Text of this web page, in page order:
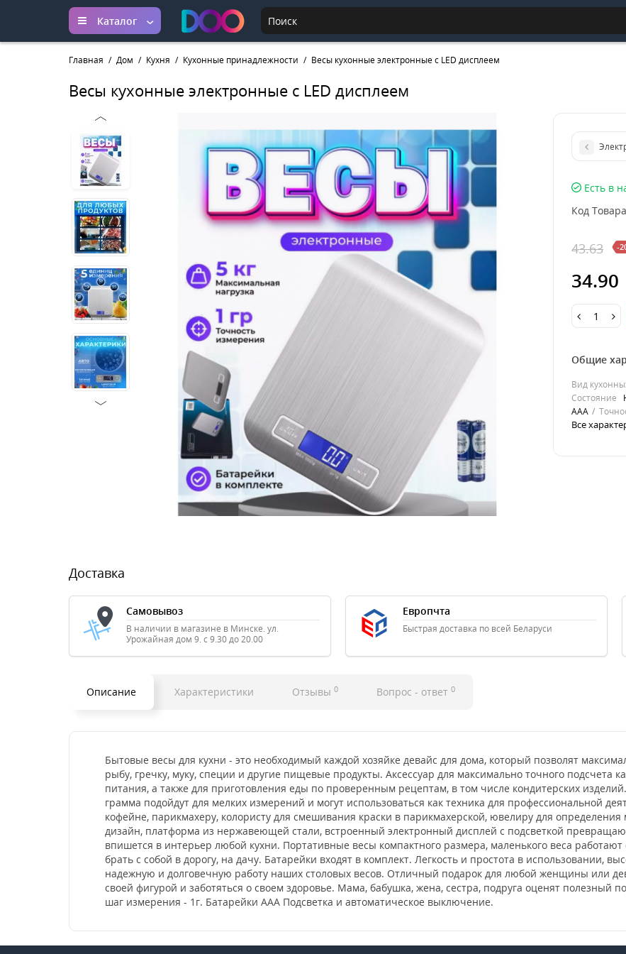
Каталог
Главная Дом Кухня Кухонные принадлежности Весы кухонные электронные с LED дисплеем
Весы кухонные электронные с LED дисплеем
Есть в
Код
43.63 -
34.90
Общие
Вид
Состояние
AAA
Все
Доставка
Самовывоз
В наличии в магазине в Минске. ул.
Урожайная дом 9. с 9.30 до 20.00
Европчта
Быстрая доставка по всей Беларуси
Описание Характеристики Отзывы 0 Вопрос - ответ 0
Бытовые весы для кухни - это необходимый каждой хозяйке девайс для дома, который позволят
рыбу, гречку, муку, специи и другие пищевые продукты. Аксессуар для максимально точного подсчета
питания, а также для приготовления еды по проверенным рецептам, в том числе кондитерских
грамма подойдут для мелких измерений и могут использоваться как техника для профессиональной
кофейне, парикмахеру, колористу для смешивания краски в парикмахерской, ювелиру для
дизайн, платформа из нержавеющей стали, встроенный электронный дисплей с подсветкой
впишется в интерьер любой кухни. Портативные весы компактного размера, маленького веса
брать с собой в дорогу, на дачу. Батарейки входят в комплект. Легкость и простота в использовании,
надежную и долговечную работу наших столовых весов. Отличный подарок для любой женщины или
своей фигурой и заботяться о своем здоровье. Мама, бабушка, жена, сестра, подруга оценят полезный
шаг измерения - 1г. Батарейки ААА Подсветка и автоматическое выключение.